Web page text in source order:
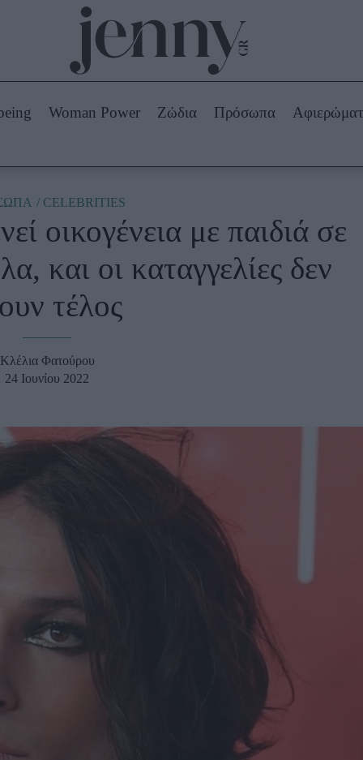
Beauty -
Ομορφιά
Skincare
Μακιγιάζ
Ζώδια
Χωρίς Ταμπέλες
Market News
Woman Power Ζώδια Πρόσωπα
CELEBRITIES
οικογένεια με παιδιά σε
και οι καταγγελίες δεν
τέλος
Κλέλια Φατούρου
24 Ιουνίου 2022